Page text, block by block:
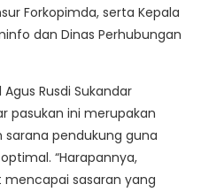
Forkopimda, serta Kepala
dan Dinas Perhubungan
Rusdi Sukandar
pasukan ini merupakan
sarana pendukung guna
“Harapannya,
mencapai sasaran yang